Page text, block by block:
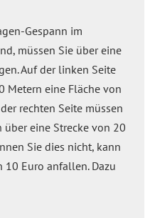
Gespann im
müssen Sie über eine
Auf der linken Seite
Metern eine Fläche von
rechten Seite müssen
über eine Strecke von 20
Sie dies nicht, kann
10 Euro anfallen. Dazu